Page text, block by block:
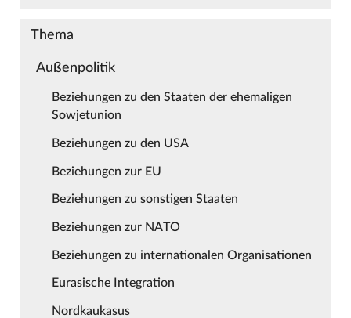
Thema
Außenpolitik
Beziehungen zu den Staaten der ehemaligen
Sowjetunion
Beziehungen zu den USA
Beziehungen zur EU
Beziehungen zu sonstigen Staaten
Beziehungen zur NATO
Beziehungen zu internationalen Organisationen
Eurasische Integration
Nordkaukasus